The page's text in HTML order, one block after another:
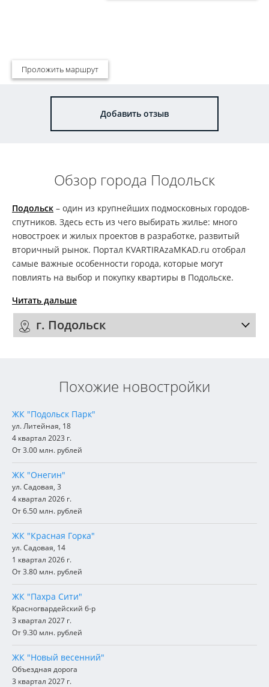
Проложить маршрут
Добавить отзыв
Обзор города Подольск
Подольск – один из крупнейших подмосковных городов-
спутников. Здесь есть из чего выбирать жилье: много
новостроек и жилых проектов в разработке, развитый
вторичный рынок. Портал KVARTIRAzaMKAD.ru отобрал
самые важные особенности города, которые могут
повлиять на выбор и покупку квартиры в Подольске.
Читать дальше
г. Подольск
Похожие новостройки
ЖК "Подольск Парк"
ул. Литейная, 18
4 квартал 2023 г.
От 3.00 млн. рублей
ЖК "Онегин"
ул. Садовая, 3
4 квартал 2026 г.
От 6.50 млн. рублей
ЖК "Красная Горка"
ул. Садовая, 14
1 квартал 2026 г.
От 3.80 млн. рублей
ЖК "Пахра Сити"
Красногвардейский б-р
3 квартал 2027 г.
От 9.30 млн. рублей
ЖК "Новый весенний"
Объездная дорога
3 квартал 2027 г.